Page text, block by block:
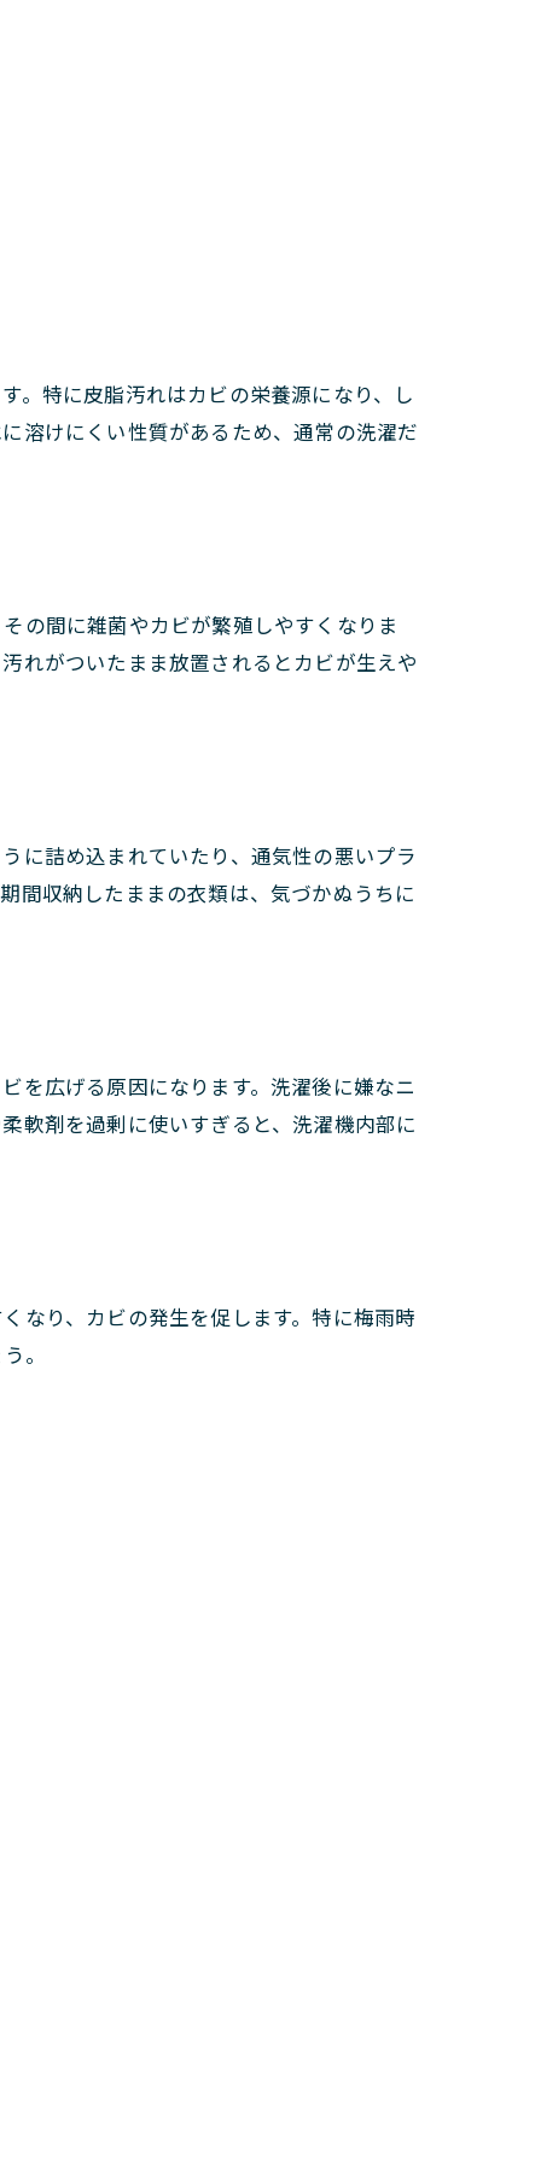
。特に皮脂汚れはカビの栄養源になり、し
溶けにくい性質があるため、通常の洗濯だ
の間に雑菌やカビが繁殖しやすくなりま
れがついたまま放置されるとカビが生えや
に詰め込まれていたり、通気性の悪いプラ
間収納したままの衣類は、気づかぬうちに
を広げる原因になります。洗濯後に嫌なニ
軟剤を過剰に使いすぎると、洗濯機内部に
なり、カビの発生を促します。特に梅雨時
。